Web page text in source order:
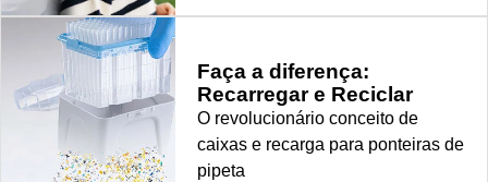
Faça a diferença:
Recarregar e Reciclar
O revolucionário conceito de
caixas e recarga para ponteiras de
pipeta